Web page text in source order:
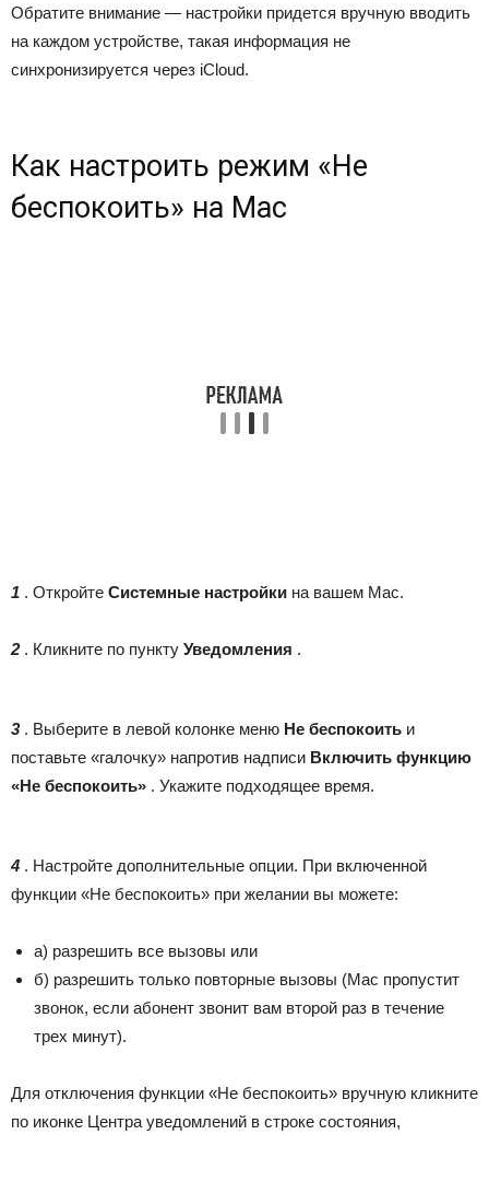
Обратите внимание — настройки придется вручную вводить
на каждом устройстве, такая информация не
синхронизируется через iCloud.
Как настроить режим «Не
беспокоить» на Mac
1 . Откройте Системные настройки на вашем Мас.
2 . Кликните по пункту Уведомления .
3 . Выберите в левой колонке меню Не беспокоить и
поставьте «галочку» напротив надписи Включить функцию
«Не беспокоить» . Укажите подходящее время.
4 . Настройте дополнительные опции. При включенной
функции «Не беспокоить» при желании вы можете:
а) разрешить все вызовы или
б) разрешить только повторные вызовы (Mac пропустит
звонок, если абонент звонит вам второй раз в течение
трех минут).
Для отключения функции «Не беспокоить» вручную кликните
по иконке Центра уведомлений в строке состояния,